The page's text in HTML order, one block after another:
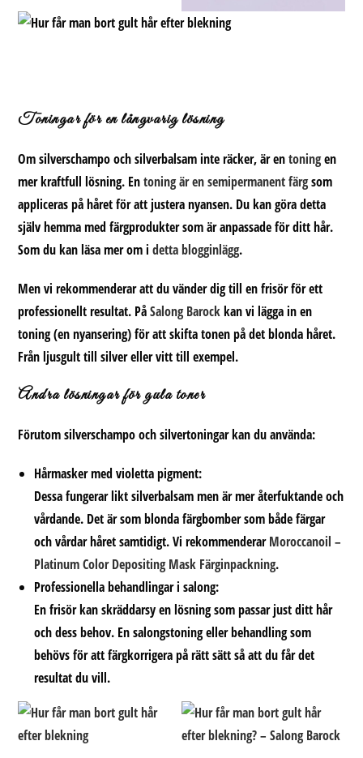
Toningar för en långvarig lösning
Om silverschampo och silverbalsam inte räcker, är entoningen
mer kraftfull lösning. Entoning är en semipermanent färgsom
appliceras på håret för att justera nyansen. Du kan göra detta
själv hemma med färgprodukter som är anpassade för ditt hår.
Som du kan läsa mer om idetta blogginlägg.
Men vi rekommenderar att du vänder dig till en frisör för ett
professionellt resultat. PåSalong Barockkan vi lägga in en
toning (en nyansering) för att skifta tonen på det blonda håret.
Från ljusgult till silver eller vitt till exempel.
Andra lösningar för gula toner
Förutom silverschampo och silvertoningar kan du använda:
Hårmasker med violetta pigment:
Dessa fungerar likt silverbalsam men är mer återfuktande och
vårdande. Det är som blonda färgbomber som både färgar
och vårdar håret samtidigt. Vi rekommenderarMoroccanoil –
Platinum Color Depositing Mask Färginpackning.
Professionella behandlingar i salong:
En frisör kan skräddarsy en lösning som passar just ditt hår
och dess behov. En salongstoning eller behandling som
behövs för att färgkorrigera på rätt sätt så att du får det
resultat du vill.